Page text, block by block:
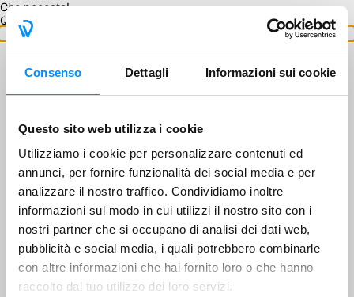
Consenso Dettagli Informazioni sui cookie
Questo sito web utilizza i cookie
Utilizziamo i cookie per personalizzare contenuti ed
annunci, per fornire funzionalità dei social media e per
analizzare il nostro traffico. Condividiamo inoltre
informazioni sul modo in cui utilizzi il nostro sito con i
nostri partner che si occupano di analisi dei dati web,
pubblicità e social media, i quali potrebbero combinarle
con altre informazioni che hai fornito loro o che hanno
raccolto dal tuo utilizzo dei loro servizi.
Che peccato!
Questo GA non è disponibile.